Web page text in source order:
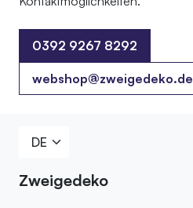
0392 9267 8292
0392 9267 8292
webshop@zweigedeko.de
Zweigedeko